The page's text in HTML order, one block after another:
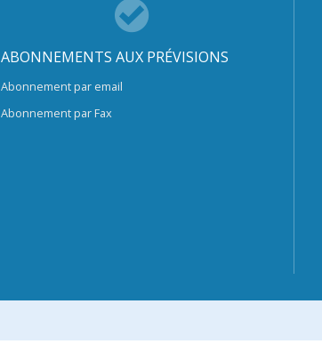
ABONNEMENTS AUX PRÉVISIONS
Abonnement par email
Abonnement par Fax